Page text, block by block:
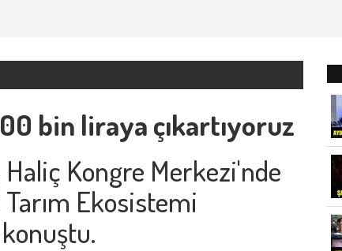
bin liraya çıkartıyoruz
Kongre Merkezi'nde
Ekosistemi